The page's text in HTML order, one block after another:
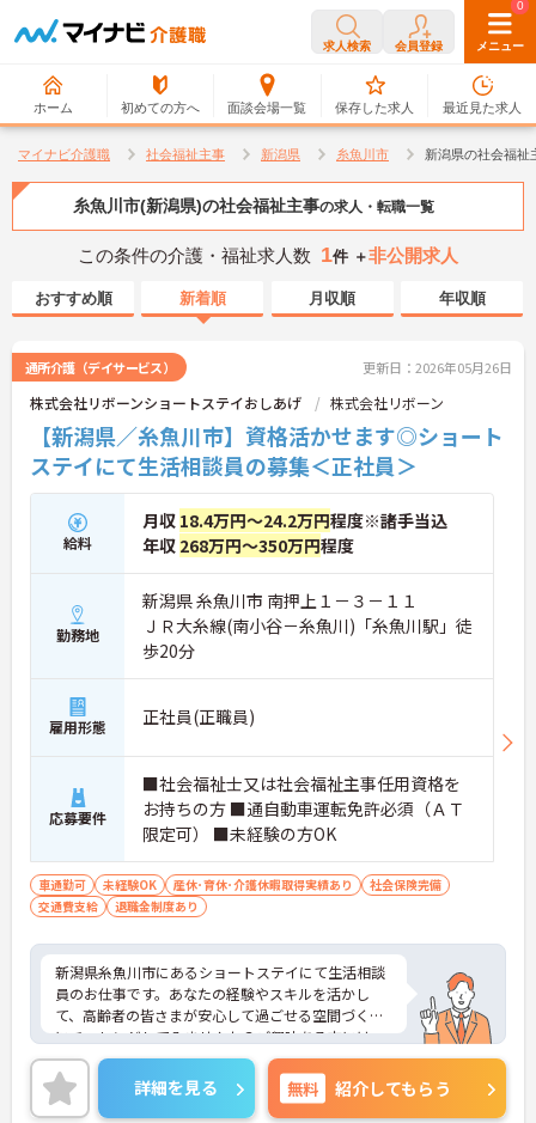
求人検索 会員登録 メニュー
ホーム 初めての方へ 面談会場一覧
0
保存した求人
0
最近見た求人
マイナビ介護職 社会福祉主事 新潟県 糸魚川市 新潟県の社会福祉
糸魚川市(新潟県)の社会福祉主事の求人・転職一覧
この条件の介護・福祉求人数 1件 ＋非公開求人
おすすめ順 新着順 月収順 年収順
通所介護（デイサービス） 更新日：2026年05月26日
株式会社リボーンショートステイおしあげ 株式会社リボーン
【新潟県／糸魚川市】資格活かせます◎ショート
ステイにて生活相談員の募集＜正社員＞
給料
月収 18.4万円～24.2万円程度※諸手当込
年収 268万円～350万円程度
勤務地
新潟県 糸魚川市 南押上１－３－１１
ＪＲ大糸線(南小谷－糸魚川)「糸魚川駅」徒
歩20分
雇用形態 正社員(正職員)
応募要件
■社会福祉士又は社会福祉主事任用資格を
お持ちの方 ■通自動車運転免許必須（ＡＴ
限定可） ■未経験の方OK
車通勤可 未経験OK 産休･育休･介護休暇取得実績あり
社会保険完備
交通費支給
退職金制度あり
新潟県糸魚川市にあるショートステイにて生活相談
員のお仕事です。あなたの経験やスキルを活かし
て、高齢者の皆さまが安心して過ごせる空間づくり
にチャレンジしてみませんか？ご興味ある方には、
面接対策ポイントなど、さらに詳細をお話しいたし
ますのでお気軽にご相談ください。
詳細を見る 無料 紹介してもらう